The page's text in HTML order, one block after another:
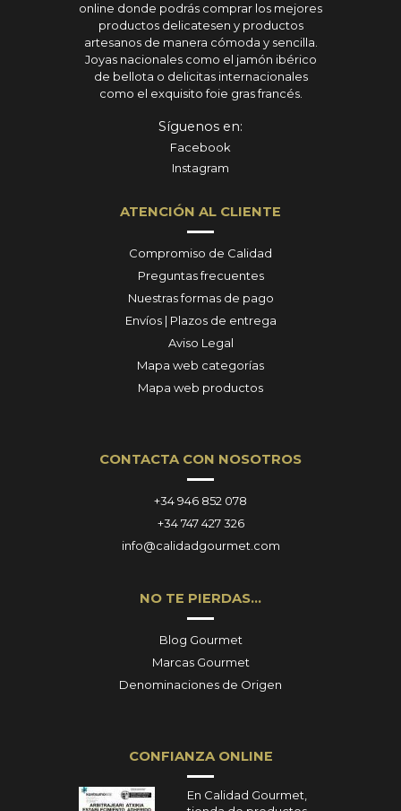
online donde podrás comprar los mejores
productos delicatesen y productos
artesanos de manera cómoda y sencilla.
Joyas nacionales como el jamón ibérico
de bellota o delicitas internacionales
como el exquisito foie gras francés.
Síguenos en:
Facebook
Instagram
ATENCIÓN AL CLIENTE
Compromiso de Calidad
Preguntas frecuentes
Nuestras formas de pago
Envíos | Plazos de entrega
Aviso Legal
Mapa web categorías
Mapa web productos
CONTACTA CON NOSOTROS
+34 946 852 078
+34 747 427 326
info@calidadgourmet.com
NO TE PIERDAS…
Blog Gourmet
Marcas Gourmet
Denominaciones de Origen
CONFIANZA ONLINE
En Calidad Gourmet,